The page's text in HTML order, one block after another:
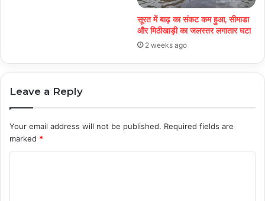
सूरत में बाढ़ का संकट कम हुआ, सीमाडा
और मिठीखाड़ी का जलस्तर लगातार घटा
2 weeks ago
Leave a Reply
Your email address will not be published. Required fields are
marked *